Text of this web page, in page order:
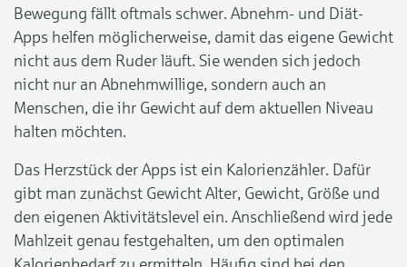
Bewegung fällt oftmals schwer. Abnehm- und Diät-
Apps helfen möglicherweise, damit das eigene Gewicht
nicht aus dem Ruder läuft. Sie wenden sich jedoch
nicht nur an Abnehmwillige, sondern auch an
Menschen, die ihr Gewicht auf dem aktuellen Niveau
halten möchten.
Das Herzstück der Apps ist ein Kalorienzähler. Dafür
gibt man zunächst Gewicht Alter, Gewicht, Größe und
den eigenen Aktivitätslevel ein. Anschließend wird jede
Mahlzeit genau festgehalten, um den optimalen